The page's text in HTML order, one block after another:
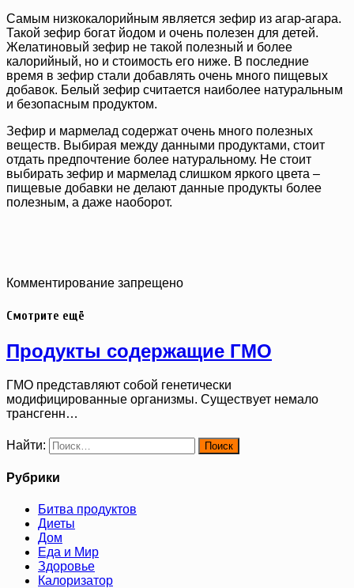
Самым низкокалорийным является зефир из агар-агара.
Такой зефир богат йодом и очень полезен для детей.
Желатиновый зефир не такой полезный и более
калорийный, но и стоимость его ниже. В последние
время в зефир стали добавлять очень много пищевых
добавок. Белый зефир считается наиболее натуральным
и безопасным продуктом.
Зефир и мармелад содержат очень много полезных
веществ. Выбирая между данными продуктами, стоит
отдать предпочтение более натуральному. Не стоит
выбирать зефир и мармелад слишком яркого цвета –
пищевые добавки не делают данные продукты более
полезным, а даже наоборот.
Комментирование запрещено
Смотрите ещё
Продукты содержащие ГМО
ГМО представляют собой генетически
модифицированные организмы. Существует немало
трансгенн…
Найти:
Рубрики
Битва продуктов
Диеты
Дом
Еда и Мир
Здоровье
Калоризатор